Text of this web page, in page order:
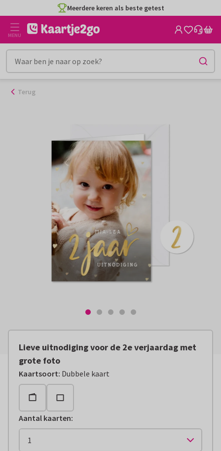
naar
inhoud
Meerdere keren als beste getest
MENU
Terug
Lieve uitnodiging voor de 2e verjaardag met
grote foto
Kaartsoort: Dubbele kaart
Aantal kaarten: